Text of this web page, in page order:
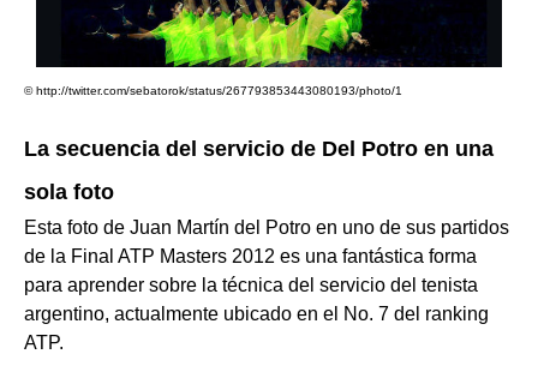
© http://twitter.com/sebatorok/status/267793853443080193/photo/1
La secuencia del servicio de Del Potro en una
sola foto
Esta foto de Juan Martín del Potro en uno de sus partidos
de la Final ATP Masters 2012 es una fantástica forma
para aprender sobre la técnica del servicio del tenista
argentino, actualmente ubicado en el No. 7 del ranking
ATP.